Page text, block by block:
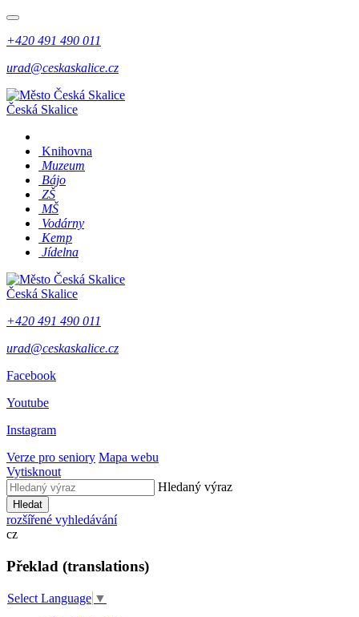
+420 491 490 011
urad@ceskaskalice.cz
Česká Skalice
Knihovna
Muzeum
Bájo
ZŠ
MŠ
Vodárny
Kemp
Jídelna
Česká Skalice
+420 491 490 011
urad@ceskaskalice.cz
Facebook
Youtube
Instagram
Verze pro seniory Mapa webu
Vytisknout
Hledaný výraz
Hledat
rozšířené vyhledávání
cz
Překlad (translations)
Select Language ▼